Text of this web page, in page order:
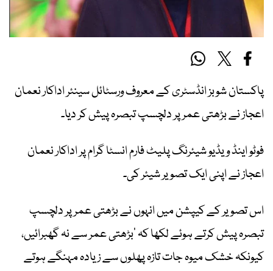
پاکستان شوبز انڈسٹری کے معروف ورسٹائل سینئر اداکار نعمان
اعجاز نے بڑھتی عمر پر دلچسپ تبصرہ پیش کر دیا۔
فوٹو اینڈ ویڈیو شیئرنگ پلیٹ فارم انسٹا گرام پر اداکار نعمان
اعجاز نے اپنی ایک تصویر شیئر کی۔
اس تصویر کے کیپشن میں انہوں نے بڑھتی عمر پر دلچسپ
تبصرہ پیش کرتے ہوئے لکھا کہ ’بڑھتی عمر سے نہ گھبرائیں،
کیونکہ خشک میوہ جات تازہ پھلوں سے زیادہ مہنگے ہوتے